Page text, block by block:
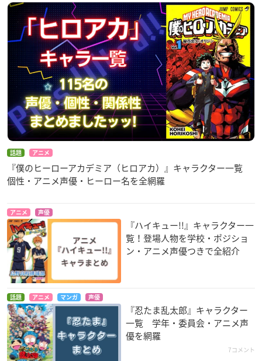
話題 アニメ
『僕のヒーローアカデミア（ヒロアカ）』キャラクター一覧
個性・アニメ声優・ヒーロー名を全網羅
アニメ 声優
『ハイキュー!!』キャラクター一
覧！登場人物を学校・ポジショ
ン・アニメ声優つきで全紹介
話題 アニメ マンガ 声優
『忍たま乱太郎』キャラクター
一覧 学年・委員会・アニメ声
優を網羅
7コメント